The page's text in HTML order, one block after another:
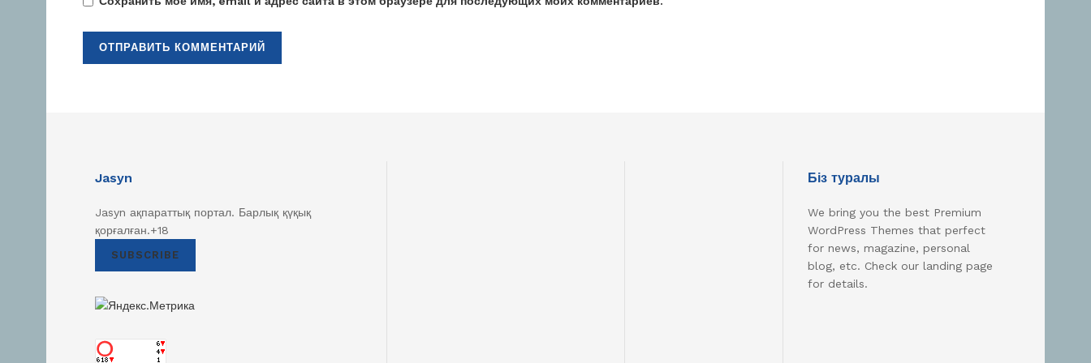
Jasyn
Jasyn ақпараттық портал. Барлық қүқық
қорғалған.+18
SUBSCRIBE
Біз туралы
We bring you the best Premium
WordPress Themes that perfect
for news, magazine, personal
blog, etc. Check our landing page
for details.